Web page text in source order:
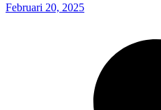
Februari 20, 2025